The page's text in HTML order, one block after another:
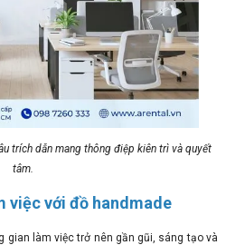
trích dẫn mang thông điệp kiên trì và quyết
tâm.
việc với đồ handmade
gian làm việc trở nên gần gũi, sáng tạo và